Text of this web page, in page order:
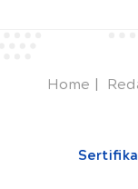
Home